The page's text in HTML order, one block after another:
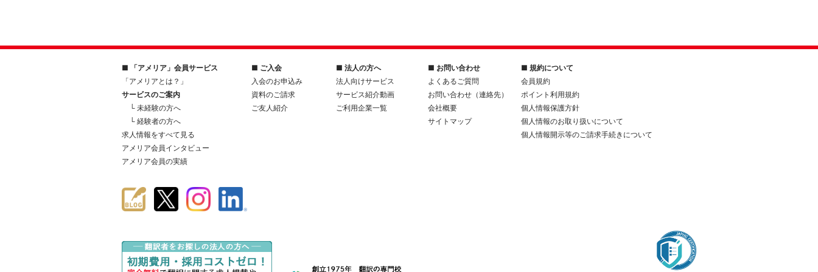
■ 「アメリア」会員サービス
「アメリアとは？」
サービスのご案内
└ 未経験の方へ
└ 経験者の方へ
求人情報をすべて見る
アメリア会員インタビュー
アメリア会員の実績
■ ご入会
入会のお申込み
資料のご請求
ご友人紹介
■ 法人の方へ
法人向けサービス
サービス紹介動画
ご利用企業一覧
■ お問い合わせ
よくあるご質問
お問い合わせ（連絡先）
会社概要
サイトマップ
■ 規約について
会員規約
ポイント利用規約
個人情報保護方針
個人情報のお取り扱いについて
個人情報開示等のご請求手続きについて